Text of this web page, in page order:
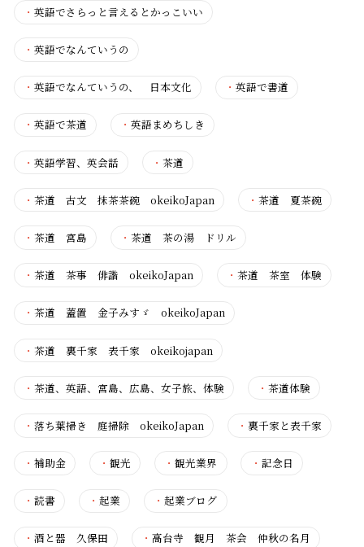
・ 英語でさらっと言えるとかっこいい
・ 英語でなんていうの
・ 英語でなんていうの、 日本文化 ・英語で書道
・ 英語で茶道 ・英語まめちしき
・ 英語学習、英会話 ・茶道
・ 茶道 古文 抹茶茶碗 okeikoJapan ・茶道 夏茶碗
・ 茶道 宮島 ・茶道 茶の湯 ドリル
・ 茶道 茶事 俳諧 okeikoJapan ・茶道 茶室 体験
・ 茶道 蓋置 金子みすゞ okeikoJapan
・ 茶道 裏千家 表千家 okeikojapan
・ 茶道、英語、宮島、広島、女子旅、体験 ・茶道体験
・ 落ち葉掃き 庭掃除 okeikoJapan ・裏千家と表千家
・ 補助金 ・観光 ・観光業界 ・ 記念日
・ 読書 ・起業 ・起業ブログ
・ 酒と器 久保田 ・高台寺 観月 茶会 仲秋の名月